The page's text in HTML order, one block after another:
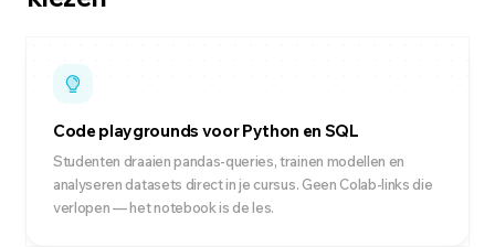
Code playgrounds voor Python en SQL
Studenten draaien pandas-queries, trainen modellen en
analyseren datasets direct in je cursus. Geen Colab-links die
verlopen — het notebook is de les.